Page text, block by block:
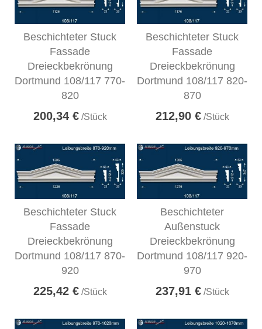
Beschichteter Stuck
Fassade
Dreieckbekrönung
Dortmund 108/117 770-
820
200,34 €/Stück
Beschichteter Stuck
Fassade
Dreieckbekrönung
Dortmund 108/117 820-
870
212,90 €/Stück
Beschichteter Stuck
Fassade
Dreieckbekrönung
Dortmund 108/117 870-
920
225,42 €/Stück
Beschichteter
Außenstuck
Dreieckbekrönung
Dortmund 108/117 920-
970
237,91 €/Stück